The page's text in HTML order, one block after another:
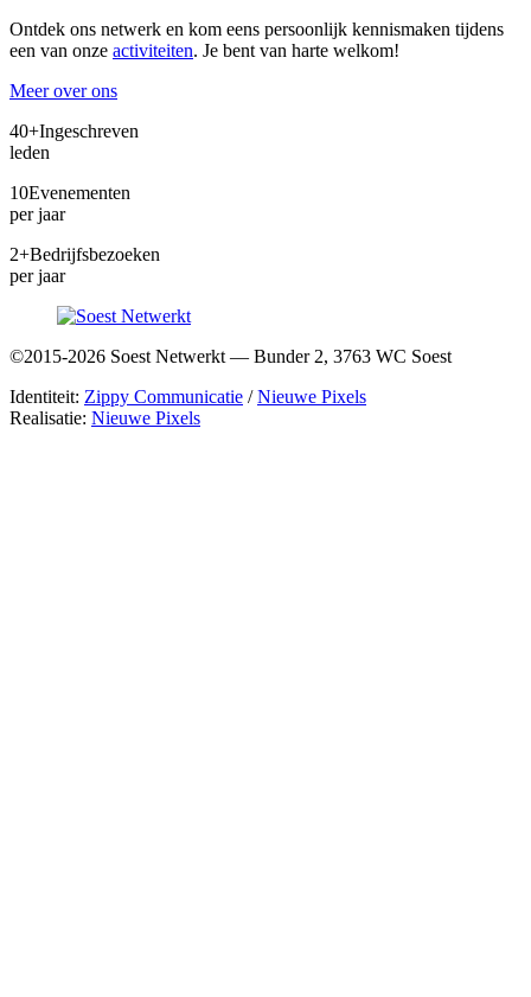
Ontdek ons netwerk en kom eens persoonlijk kennismaken tijdens
een van onze activiteiten. Je bent van harte welkom!
Meer over ons
40+Ingeschreven
leden
10Evenementen
per jaar
2+Bedrijfsbezoeken
per jaar
©2015-2026 Soest Netwerkt — Bunder 2, 3763 WC Soest
Identiteit: Zippy Communicatie /Nieuwe Pixels
Realisatie: Nieuwe Pixels